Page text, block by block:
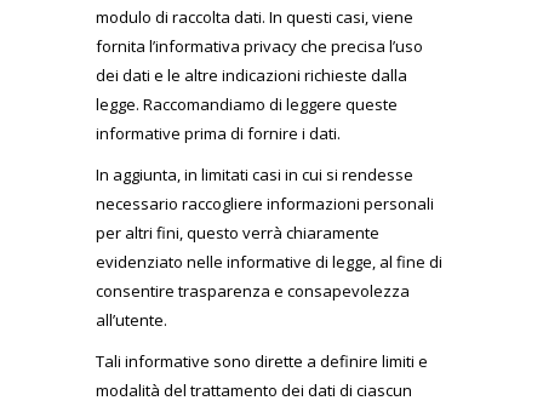
modulo di raccolta dati. In questi casi, viene
fornita l’informativa privacy che precisa l’uso
dei dati e le altre indicazioni richieste dalla
legge. Raccomandiamo di leggere queste
informative prima di fornire i dati.
In aggiunta, in limitati casi in cui si rendesse
necessario raccogliere informazioni personali
per altri fini, questo verrà chiaramente
evidenziato nelle informative di legge, al fine di
consentire trasparenza e consapevolezza
all’utente.
Tali informative sono dirette a definire limiti e
modalità del trattamento dei dati di ciascun